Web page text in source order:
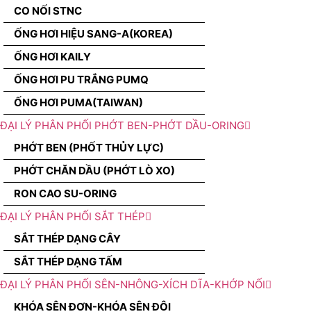
CO NỐI STNC
ỐNG HƠI HIỆU SANG-A(KOREA)
ỐNG HƠI KAILY
ỐNG HƠI PU TRẮNG PUMQ
ỐNG HƠI PUMA(TAIWAN)
ĐẠI LÝ PHÂN PHỐI PHỚT BEN-PHỚT DẦU-ORING
PHỚT BEN (PHỐT THỦY LỰC)
PHỚT CHĂN DẦU (PHỚT LÒ XO)
RON CAO SU-ORING
ĐẠI LÝ PHÂN PHỐI SẮT THÉP
SẮT THÉP DẠNG CÂY
SẮT THÉP DẠNG TẤM
ĐẠI LÝ PHÂN PHỐI SÊN-NHÔNG-XÍCH DĨA-KHỚP NỐI
KHÓA SÊN ĐƠN-KHÓA SÊN ĐÔI